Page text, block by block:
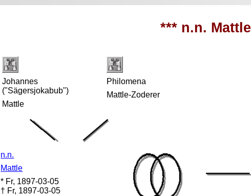
*** n.n.
Johannes
("Sägersjokabub")
Mattle
Philomena
Mattle-Zoderer
n.n.
Mattle
* Fr, 1897-03-05
† Fr, 1897-03-05